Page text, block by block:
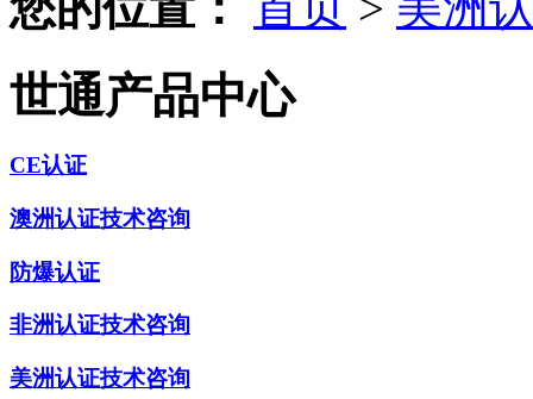
世通产品中心
CE认证
澳洲认证技术咨询
防爆认证
非洲认证技术咨询
美洲认证技术咨询